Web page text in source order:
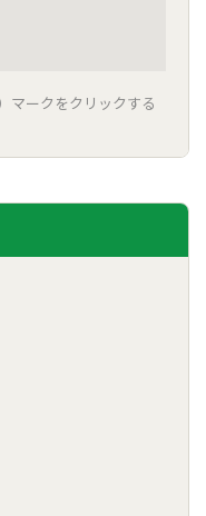
マークをクリックする